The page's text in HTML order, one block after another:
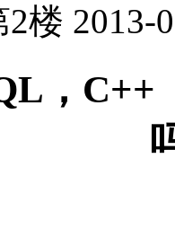
2楼 2013-
，C++